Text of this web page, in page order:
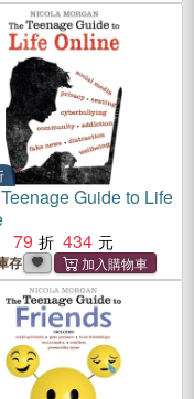
Guide to Life
79
434
存